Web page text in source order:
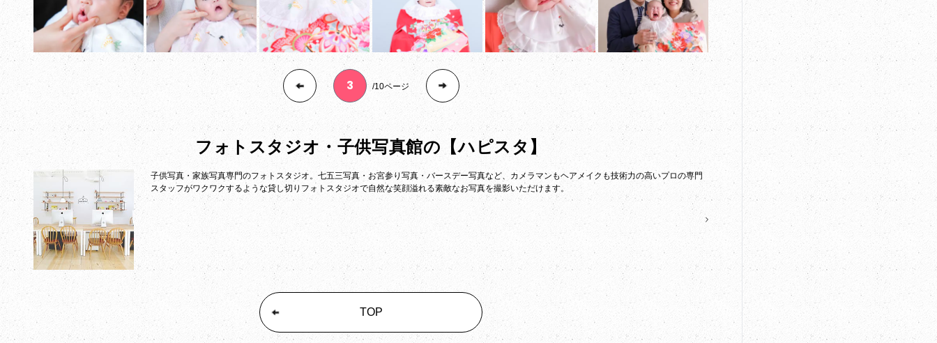
10ページ
フォトスタジオ・子供写真館の 【ハピスタ】
子供写真・家族写真専門のフォトスタジオ。七五三写真・お宮参り写真・バースデー写真など、カメラマンもヘアメイクも技術力の高いプロの専門
スタッフがワクワクするような貸し切りフォトスタジオで自然な笑顔溢れる素敵なお写真を撮影いただけます。
TOP